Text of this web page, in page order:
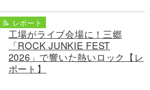
📝 レポート
工場がライブ会場に！三郷
「ROCK JUNKIE FEST
2026」で響いた熱いロック【レ
ポート】